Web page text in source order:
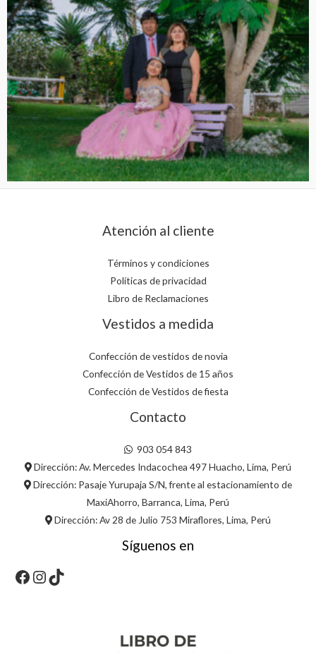
Atención al cliente
Términos y condiciones
Políticas de privacidad
Libro de Reclamaciones
Vestidos a medida
Confección de vestidos de novia
Confección de Vestidos de 15 años
Confección de Vestidos de fiesta
Contacto
903 054 843
Dirección: Av. Mercedes Indacochea 497 Huacho, Lima, Perú
Dirección: Pasaje Yurupaja S/N, frente al estacionamiento de
MaxiAhorro, Barranca, Lima, Perú
Dirección: Av 28 de Julio 753 Miraflores, Lima, Perú
Síguenos en